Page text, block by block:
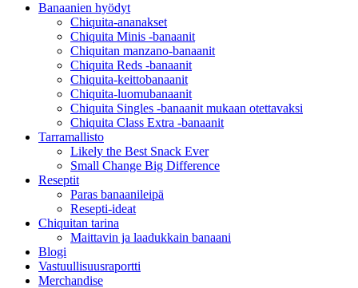
Banaanien hyödyt
Chiquita-ananakset
Chiquita Minis -banaanit
Chiquitan manzano-banaanit
Chiquita Reds -banaanit
Chiquita-keittobanaanit
Chiquita-luomubanaanit
Chiquita Singles -banaanit mukaan otettavaksi
Chiquita Class Extra -banaanit
Tarramallisto
Likely the Best Snack Ever
Small Change Big Difference
Reseptit
Paras banaanileipä
Resepti-ideat
Chiquitan tarina
Maittavin ja laadukkain banaani
Blogi
Vastuullisuusraportti
Merchandise